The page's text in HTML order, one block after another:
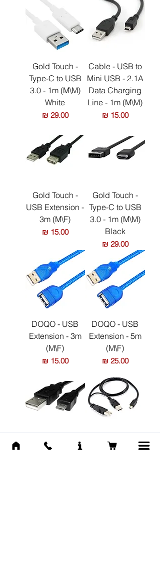
Cable - USB to
Mini USB - 2.1A
Data Charging
Line - 1m (M\M)
מחיר‏15.00 ‏₪
Gold Touch -
Type-C to USB
3.0 - 1m (M\M)
White
מחיר‏29.00 ‏₪
Gold Touch -
Type-C to USB
3.0 - 1m (M\M)
Black
מחיר‏29.00 ‏₪
Gold Touch -
USB Extension -
3m (M\F)
מחיר‏15.00 ‏₪
DOQO - USB
Extension - 5m
(M\F)
מחיר‏25.00 ‏₪
DOQO - USB
Extension - 3m
(M\F)
מחיר‏15.00 ‏₪
USB to Mini
USB (with
USB to Micro
USB - 3m (M\M)